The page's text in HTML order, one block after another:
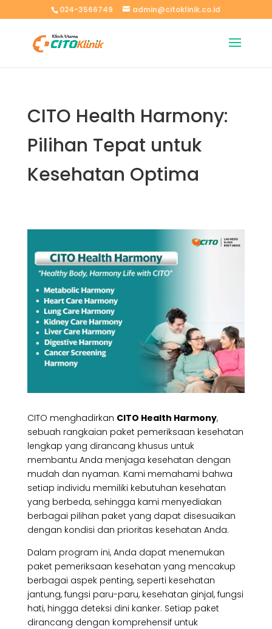
024-3566749 admin@citoklinik.co.id
CITO Health Harmony:
Pilihan Tepat untuk
Kesehatan Optima
CITO menghadirkan CITO Health Harmony,
sebuah rangkaian paket pemeriksaan kesehatan
lengkap yang dirancang khusus untuk
membantu Anda menjaga kesehatan dengan
mudah dan nyaman. Kami memahami bahwa
setiap individu memiliki kebutuhan kesehatan
yang berbeda, sehingga kami menyediakan
berbagai pilihan paket yang dapat disesuaikan
dengan kondisi dan prioritas kesehatan Anda.
Dalam program ini, Anda dapat menemukan
paket pemeriksaan kesehatan yang mencakup
berbagai aspek penting, seperti kesehatan
jantung, fungsi paru-paru, kesehatan ginjal, fungsi
hati, hingga deteksi dini kanker. Setiap paket
dirancang dengan komprehensif untuk